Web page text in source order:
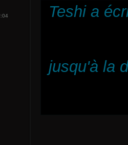
Teshi a
jusqu'à la